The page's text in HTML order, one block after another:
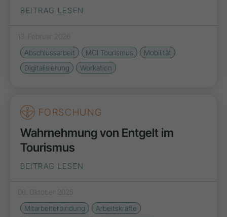
BEITRAG LESEN
13. Februar 2026
Abschlussarbeit
MCI Tourismus
Mobilität
Digitalisierung
Workation
FORSCHUNG
Wahrnehmung von Entgelt im
Tourismus
BEITRAG LESEN
06. Oktober 2025
Mitarbeiterbindung
Arbeitskräfte